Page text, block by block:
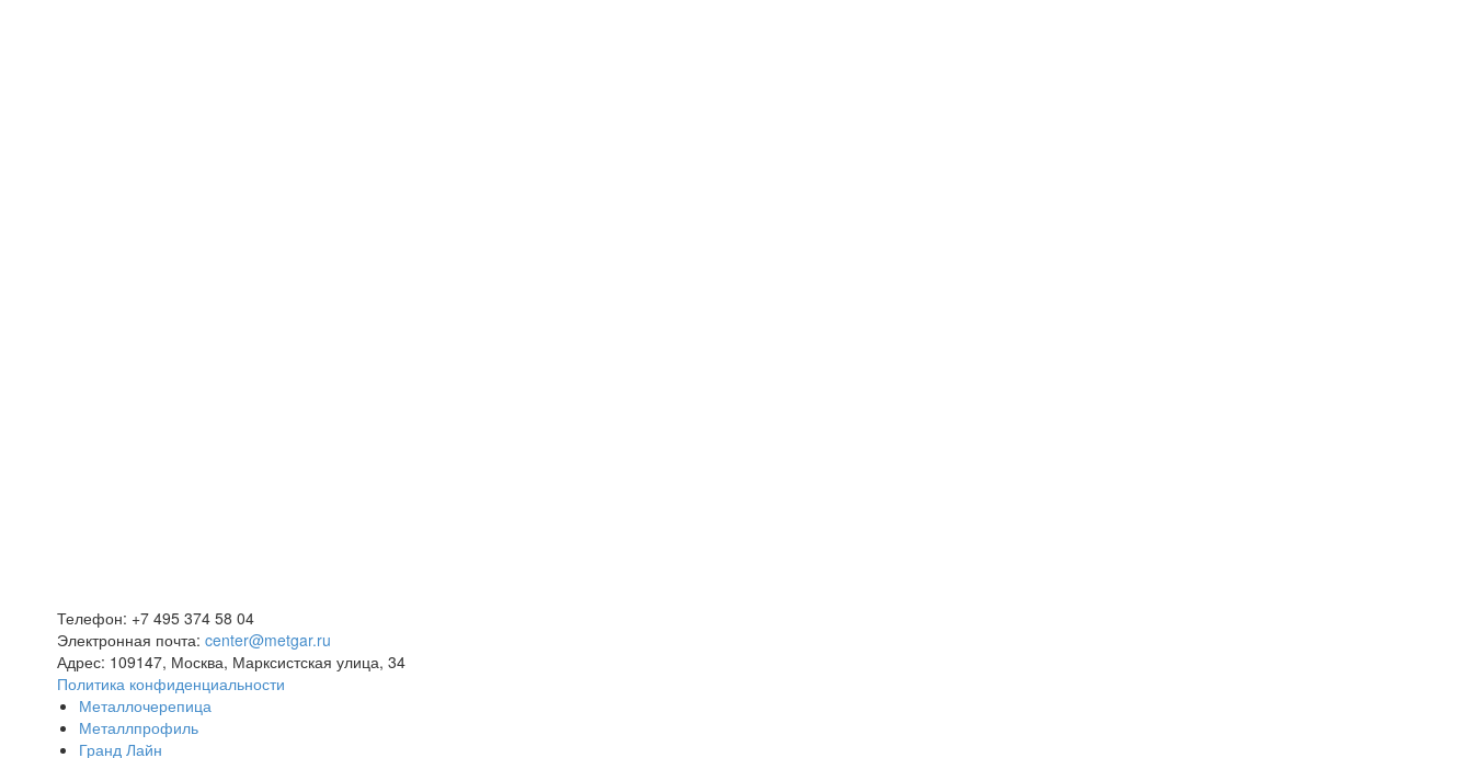
Телефон: +7 495 374 58 04
Электронная почта: center@metgar.ru
Адрес: 109147, Москва, Марксистская улица, 34
Политика конфиденциальности
Металлочерепица
Металлпрофиль
Гранд Лайн